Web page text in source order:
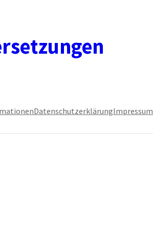
DatenschutzerklärungImpressum